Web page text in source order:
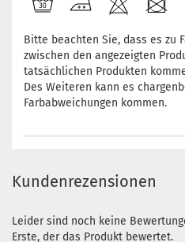
Bitte beachten Sie, dass es zu
zwischen den angezeigten
tatsächlichen Produkten
Des Weiteren kann es
Farbabweichungen kommen.
Kundenrezensionen
Leider sind noch keine
Erste, der das Produkt bewertet.